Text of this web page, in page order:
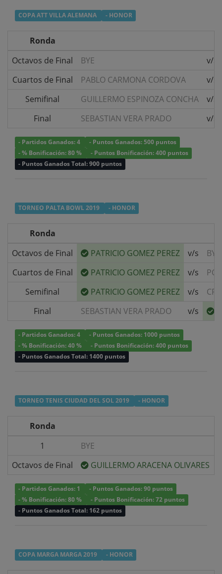
COPA ATT VILLA ALEMANA - HONOR
Ronda
Octavos de Final
BYE
v/s
Cuartos de Final
PABLO CARMONA CORDOVA
v/s
Semifinal
GUILLERMO ESPINOZA CONCHA
v/s
Final
SEBASTIAN VERA PRADO v/s
- Partidos Ganados: 4
- Puntos Ganados: 500 puntos
- % Bonificación: 80 %
- Puntos Bonificación: 400 puntos
- Puntos Ganados Total: 900 puntos
TORNEO PALTA BOWL 2019 - HONOR
Ronda
Octavos de Final
PATRICIO GOMEZ PEREZ v/s
BYE
Cuartos de Final
PATRICIO GOMEZ PEREZ v/s
Semifinal
PATRICIO GOMEZ PEREZ v/s
Final
SEBASTIAN VERA PRADO v/s
- Partidos Ganados: 4
- Puntos Ganados: 1000 puntos
- % Bonificación: 40 %
- Puntos Bonificación: 400 puntos
- Puntos Ganados Total: 1400 puntos
TORNEO TENIS CIUDAD DEL SOL 2019 - HONOR
Ronda
1
BYE
Octavos de Final
GUILLERMO ARACENA OLIVARES
- Partidos Ganados: 1
- Puntos Ganados: 90 puntos
- % Bonificación: 80 %
- Puntos Bonificación: 72 puntos
- Puntos Ganados Total: 162 puntos
COPA MARGA MARGA 2019 - HONOR